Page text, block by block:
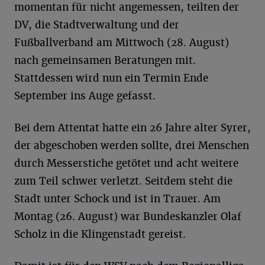
momentan für nicht angemessen, teilten der
DV, die Stadtverwaltung und der
Fußballverband am Mittwoch (28. August)
nach gemeinsamen Beratungen mit.
Stattdessen wird nun ein Termin Ende
September ins Auge gefasst.
Bei dem Attentat hatte ein 26 Jahre alter Syrer,
der abgeschoben werden sollte, drei Menschen
durch Messerstiche getötet und acht weitere
zum Teil schwer verletzt. Seitdem steht die
Stadt unter Schock und ist in Trauer. Am
Montag (26. August) war Bundeskanzler Olaf
Scholz in die Klingenstadt gereist.